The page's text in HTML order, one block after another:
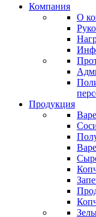
Компания
О
Продукция